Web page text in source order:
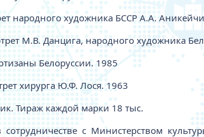
народного художника БССР А.А.
М.В. Данцига, народного художника
Белоруссии. 1985
хирурга Ю.Ф. Лося. 1963
Тираж каждой марки 18 тыс.
сотрудничестве с Министерством